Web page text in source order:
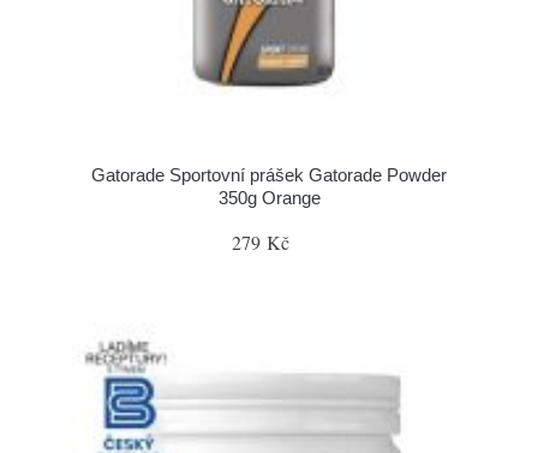
Gatorade Sportovní prášek Gatorade Powder
350g Orange
279 Kč